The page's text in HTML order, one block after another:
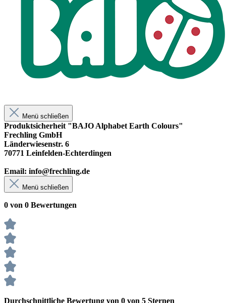
Menü schließen
Produktsicherheit "BAJO Alphabet Earth Colours"
Frechling GmbH
Länderwiesenstr. 6
70771 Leinfelden-Echterdingen
Email: info@frechling.de
Menü schließen
0 von 0 Bewertungen
Durchschnittliche Bewertung von 0 von 5 Sternen